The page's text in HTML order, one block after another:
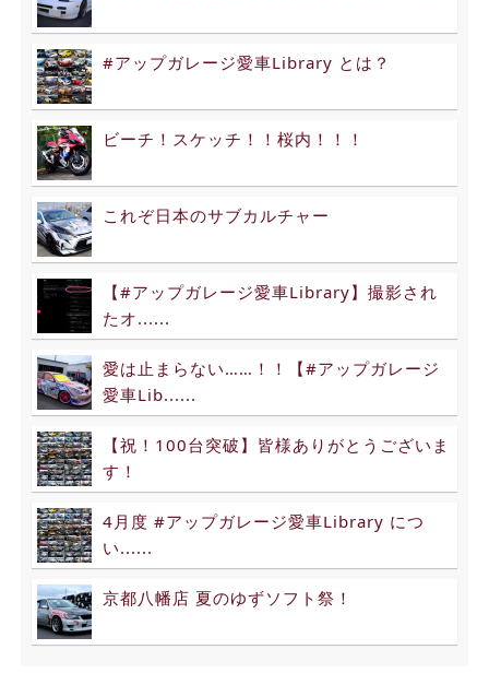
#アップガレージ愛車Library とは？
ビーチ！スケッチ！！桜内！！！
これぞ日本のサブカルチャー
【#アップガレージ愛車Library】撮影され
たオ......
愛は止まらない……！！【#アップガレージ
愛車Lib......
【祝！100台突破】皆様ありがとうございま
す！
4月度 #アップガレージ愛車Library につ
い......
京都八幡店 夏のゆずソフト祭！